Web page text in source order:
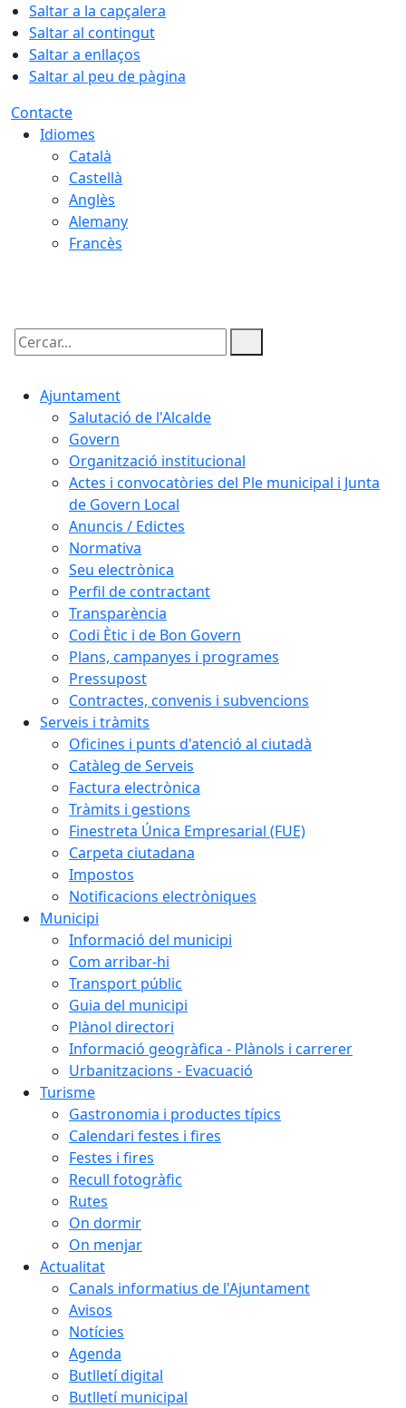
Saltar a la capçalera
Saltar al contingut
Saltar a enllaços
Saltar al peu de pàgina
Contacte
Idiomes
Català
Castellà
Anglès
Alemany
Francès
Cercar:
Ajuntament
Salutació de l'Alcalde
Govern
Organització institucional
Actes i convocatòries del Ple municipal i Junta
de Govern Local
Anuncis / Edictes
Normativa
Seu electrònica
Perfil de contractant
Transparència
Codi Ètic i de Bon Govern
Plans, campanyes i programes
Pressupost
Contractes, convenis i subvencions
Serveis i tràmits
Oficines i punts d'atenció al ciutadà
Catàleg de Serveis
Factura electrònica
Tràmits i gestions
Finestreta Única Empresarial (FUE)
Carpeta ciutadana
Impostos
Notificacions electròniques
Municipi
Informació del municipi
Com arribar-hi
Transport públic
Guia del municipi
Plànol directori
Informació geogràfica - Plànols i carrerer
Urbanitzacions - Evacuació
Turisme
Gastronomia i productes típics
Calendari festes i fires
Festes i fires
Recull fotogràfic
Rutes
On dormir
On menjar
Actualitat
Canals informatius de l'Ajuntament
Avisos
Notícies
Agenda
Butlletí digital
Butlletí municipal